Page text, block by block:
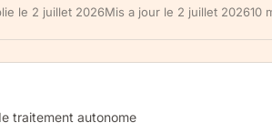
le 2 juillet 2026Mis a jour le 2 juillet 202610
traitement autonome